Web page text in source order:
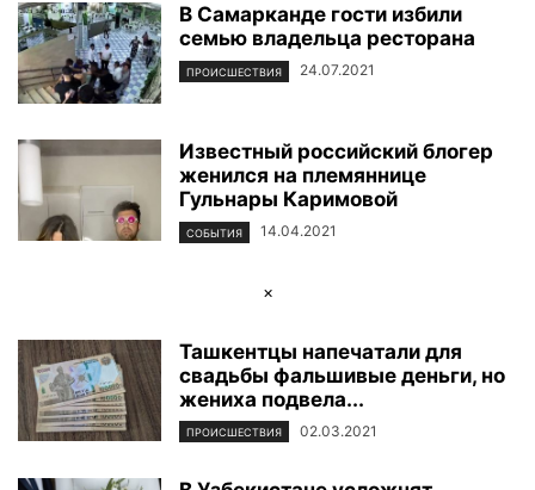
В Самарканде гости избили
семью владельца ресторана
ПРОИСШЕСТВИЯ 24.07.2021
Известный российский блогер
женился на племяннице
Гульнары Каримовой
СОБЫТИЯ 14.04.2021
×
Ташкентцы напечатали для
свадьбы фальшивые деньги, но
жениха подвела...
ПРОИСШЕСТВИЯ 02.03.2021